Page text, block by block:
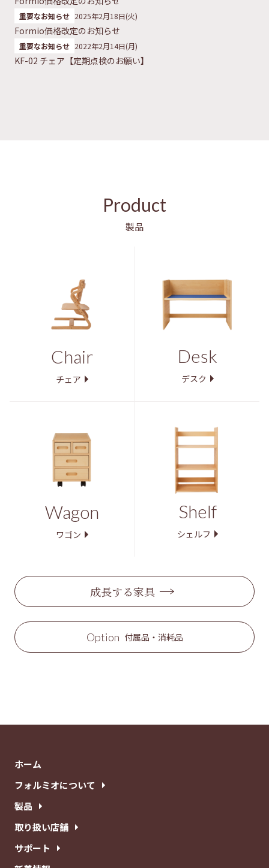
重要なお知らせ 2025年2月18日(火)
Formio価格改定のお知らせ
重要なお知らせ 2022年2月14日(月)
KF-02 チェア【定期点検のお願い】
Product
製品
Chair
チェア
Desk
デスク
Wagon
ワゴン
Shelf
シェルフ
成長する家具
Option 付属品・消耗品
ホーム
フォルミオについて
製品
取り扱い店舗
サポート